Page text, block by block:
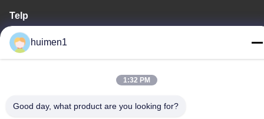
Telp
86-18929562701
Kebijakan Privasi | Sitemap
huimen1
1:32 PM
Good day, what product are you looking for?